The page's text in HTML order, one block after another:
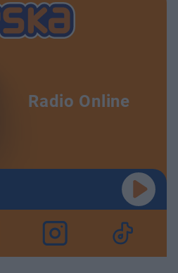
Radio Online